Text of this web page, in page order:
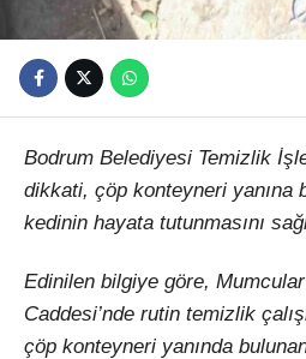
Bodrum Belediyesi Temizlik
dikkati, çöp konteyneri yanına
kedinin hayata tutunmasını
Edinilen bilgiye göre,
Caddesi’nde rutin temizlik
çöp konteyneri yanında